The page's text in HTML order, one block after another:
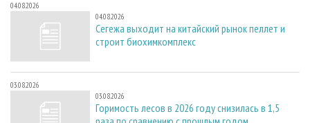
04.08.2026
04.08.2026
Сегежа выходит на китайский рынок пеллет и
строит биохимкомплекс
03.08.2026
03.08.2026
Горимость лесов в 2026 году снизилась в 1,5